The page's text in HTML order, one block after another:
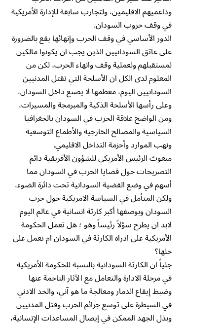
وداعميهم الاقليمين، ولتجارب سابقة للإدارة الأمريكية
في وقف حروب السودان.
الدور الأساسي في وقف الحرب وإنهائها يقع بالضرورة
على عاتق السودانيين الذين يجب ان يكونوا مالكين
لمستقبلهم ولعملية وقف وانهاء الحرب، لكن من
المعلوم لدى الكل ان الأسلحة التي تقتل المدنيين
السودانيين اليوم، معظمها لا يصنع داخل السودان،
وعلى رأسها الأسلحة الذكية والمبرمجة والمسيرات،
ومن الواضح علاقة الحرب في السودان بالجغرافيا
السياسية والمصالح الخارجية والأطماع التوسعية
ونهب الموارد وأحزمة التداخل الاقليمي.
مبعوث الرئيس الأمريكي للشؤون الأفريقية دائم
التصريحات حول قضايا الحرب في السودان مما
أسهم في وضع القضية السودانية تحت دائرة الضوء،
ولكن المتأمل في السياسة الامريكية حول حرب
السودان وبوصفها أكبر كارثة انسانية في عالم اليوم
لابد ان يطرح سؤلاً رئيساً وهو ؛ هل تعمل الحكومة
الأمريكية على ادراة الكارثة في السودان ام تعمل على
حلها؟
جلياً ان الكارثة السودانية بالنسبة للحكومة الأمريكية
في مرحلة الادارة والتعامل مع الآثار الناجمة عنها
وضبط إيقاع الدمار ومعالجة ما هو آني، والحد الادني
في السيطرة على توسع جرائم الحرب وقتل المدنيين
وبذل الجهد الممكن في إيصال المساعدات الإنسانية،